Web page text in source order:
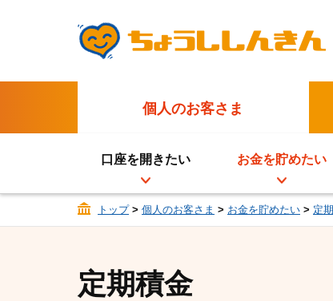
個人のお客さま
口座を開きたい お金を貯めたい
トップ> 個人のお客さま > お金を貯めたい > 定
定期積金